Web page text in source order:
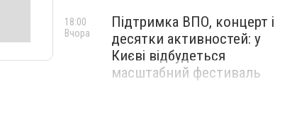
Підтримка ВПО, концерт і
десятки активностей: у
Києві відбудеться
масштабний фестиваль
18:00
Вчора